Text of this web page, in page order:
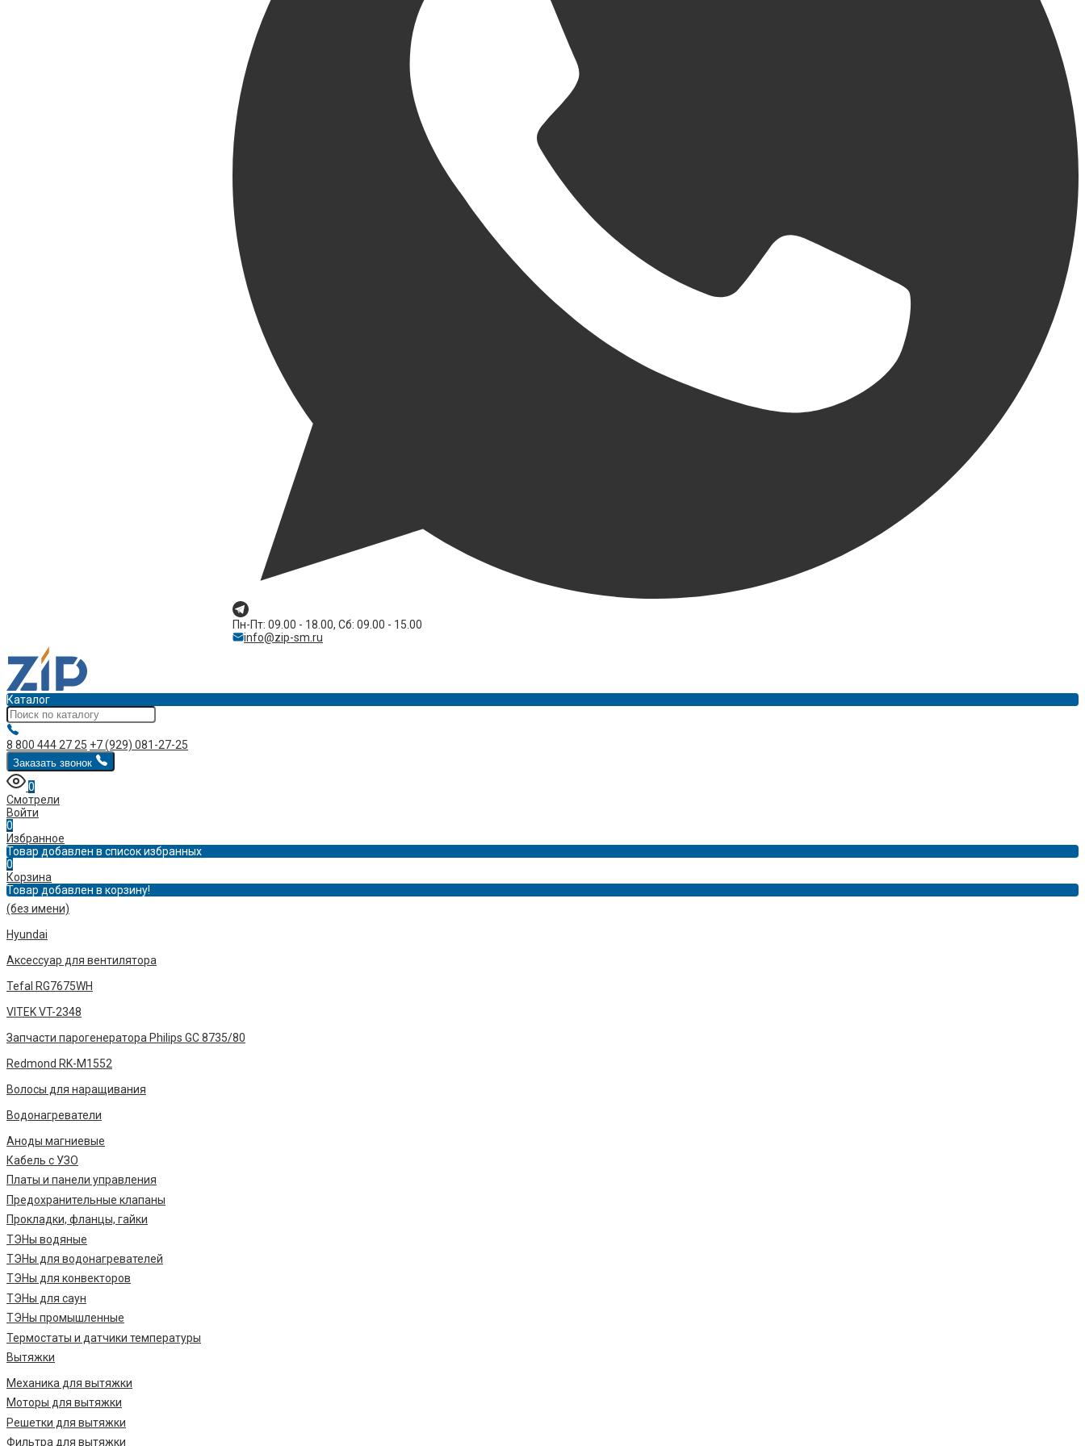
Пн-Пт: 09.00 - 18.00, Сб: 09.00 - 15.00
info@zip-sm.ru
Каталог
8 800 444 27 25 +7 (929) 081-27-25
Заказать звонок
0
Смотрели
Войти
0
Избранное
Товар добавлен в список избранных
0
Корзина
Товар добавлен в корзину!
(без имени)
Hyundai
Аксессуар для вентилятора
Tefal RG7675WH
VITEK VT-2348
Запчасти парогенератора Philips GC 8735/80
Redmond RK-M1552
Волосы для наращивания
Водонагреватели
Аноды магниевые
Кабель с УЗО
Платы и панели управления
Предохранительные клапаны
Прокладки, фланцы, гайки
ТЭНы водяные
ТЭНы для водонагревателей
ТЭНы для конвекторов
ТЭНы для саун
ТЭНы промышленные
Термостаты и датчики температуры
Вытяжки
Механика для вытяжки
Моторы для вытяжки
Решетки для вытяжки
Фильтра для вытяжки